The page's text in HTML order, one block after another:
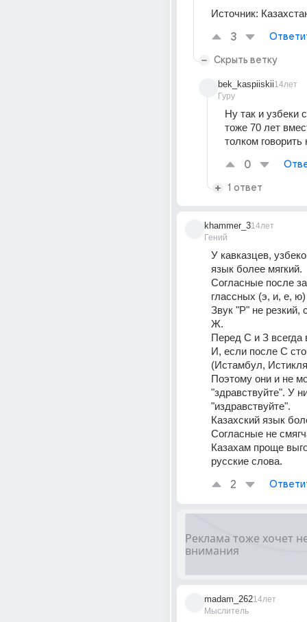
Источник:
3
Скрыть ветку
bek_kaspiiskii
Гуру
14лет
Ну так и узбеки
тоже 70 лет
толком говорить
0
1 ответ
khammer_3
Гений
14лет
У кавказцев,
язык более мягкий.
Согласные после
глассных (э, и, е,
Звук "Р" не резкий,
Ж.
Перед С и З всегда
И, если после С
(Истамбул,
Поэтому они и не
"здравствуйте". У
"издравствуйте".
Казахский язык
Согласные не
Казахам проще
русские слова.
2
madam_262
Мыслитель
14лет